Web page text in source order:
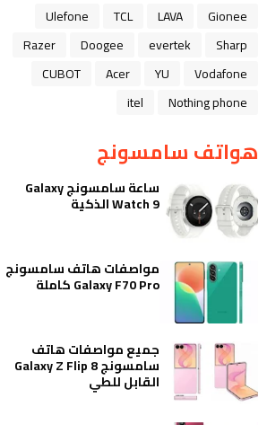
Gionee
LAVA
TCL
Ulefone
Sharp
evertek
Doogee
Razer
Vodafone
YU
Acer
CUBOT
Nothing phone
itel
هواتف سامسونج
ساعة سامسونج Galaxy
Watch 9 الذكية
مواصفات هاتف سامسونج
Galaxy F70 Pro كاملة
جميع مواصفات هاتف
سامسونج Galaxy Z Flip 8
القابل للطي